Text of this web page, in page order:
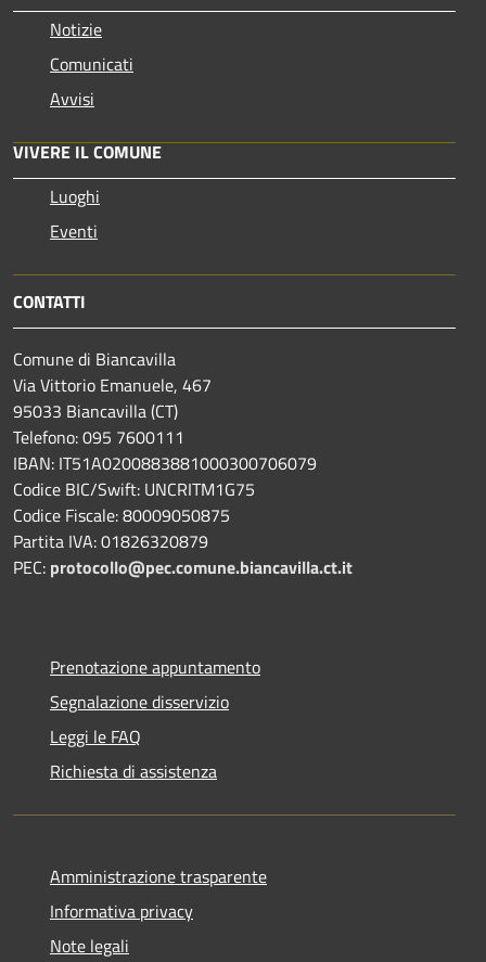
Notizie
Comunicati
Avvisi
VIVERE IL COMUNE
Luoghi
Eventi
CONTATTI
Comune di Biancavilla
Via Vittorio Emanuele, 467
95033 Biancavilla (CT)
Telefono: 095 7600111
IBAN: IT51A0200883881000300706079
Codice BIC/Swift: UNCRITM1G75
Codice Fiscale: 80009050875
Partita IVA: 01826320879
PEC: protocollo@pec.comune.biancavilla.ct.it
Prenotazione appuntamento
Segnalazione disservizio
Leggi le FAQ
Richiesta di assistenza
Amministrazione trasparente
Informativa privacy
Note legali